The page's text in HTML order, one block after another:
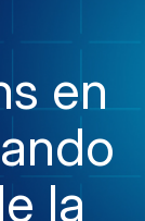
en
la